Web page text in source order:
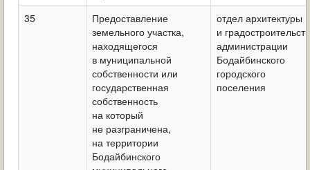
35
Предоставление
земельного участка,
находящегося
в муниципальной
собственности или
государственная
собственность
на который
не разграничена,
на территории
Бодайбинского
отдел архитектуры
и
администрации
Бодайбинского
городского
поселения